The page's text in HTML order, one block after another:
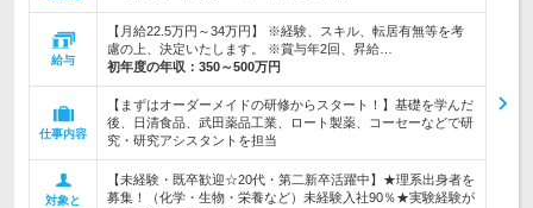
給与
【月給22.5万円～34万円】 ※経験、スキル、転居有無等を考
慮の上、決定いたします。 ※賞与年2回、昇給…
初年度の年収： 350～500万円
仕事内容
【まずはオーダーメイドの研修からスタート！】基礎を学んだ
後、日清食品、武田薬品工業、ロート製薬、コーセーなどで研
究・研究アシスタントを担当
対象と
【未経験・既卒歓迎☆20代・第二新卒活躍中】★理系出身者を
募集！（化学・生物・栄養など）未経験入社90％★実験経験が